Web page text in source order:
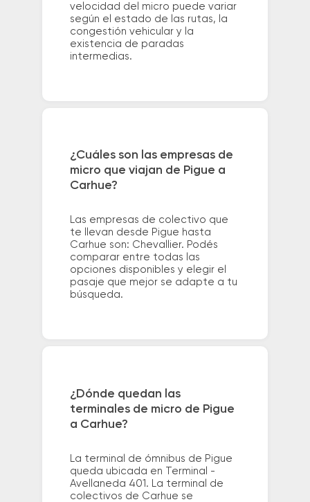
velocidad del micro puede variar
según el estado de las rutas, la
congestión vehicular y la
existencia de paradas
intermedias.
¿Cuáles son las empresas de
micro que viajan de Pigue a
Carhue?
Las empresas de colectivo que
te llevan desde Pigue hasta
Carhue son: Chevallier. Podés
comparar entre todas las
opciones disponibles y elegir el
pasaje que mejor se adapte a tu
búsqueda.
¿Dónde quedan las
terminales de micro de Pigue
a Carhue?
La terminal de ómnibus de Pigue
queda ubicada en Terminal -
Avellaneda 401. La terminal de
colectivos de Carhue se